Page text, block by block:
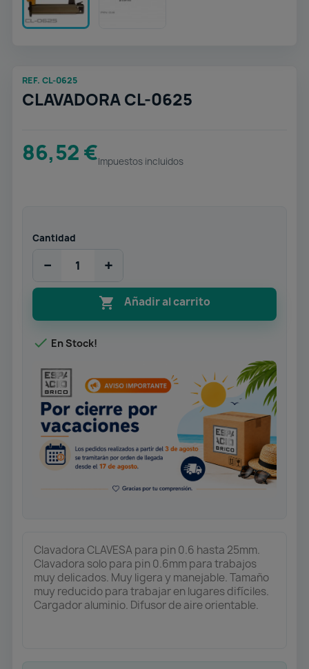
REF. CL-0625
CLAVADORA CL-0625
86,52 €Impuestos incluidos
Cantidad
− +
 Añadir al carrito
 En Stock!
Clavadora CLAVESA para pin 0.6 hasta 25mm.
Clavadora solo para pin 0.6mm para trabajos
muy delicados. Muy ligera y manejable. Tamaño
muy reducido para trabajar en lugares difíciles.
Cargador aluminio. Difusor de aire orientable.